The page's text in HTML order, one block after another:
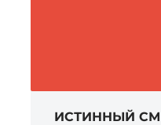
ИСТИННЫЙ